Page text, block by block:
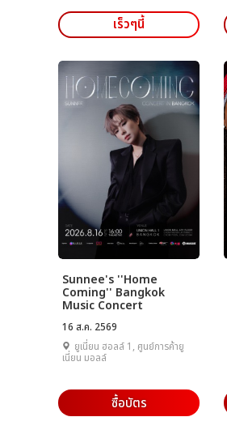
เร็วๆนี้
Sunnee's ''Home
Coming'' Bangkok
Music Concert
16 ส.ค. 2569
ยูเนี่ยน ฮอลล์ 1, ศูนย์การค้ายู
เนี่ยน มอลล์
ซื้อบัตร